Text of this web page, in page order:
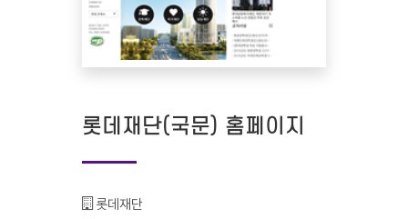
롯데재단(국문) 홈페이지
기관명 :
롯데재단